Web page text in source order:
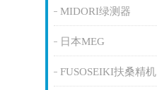
MIDORI绿测器
日本MEG
FUSOSEIKI扶桑精机